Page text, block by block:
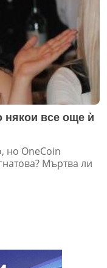
някои все още ѝ
но OneСoin
Мъртва ли